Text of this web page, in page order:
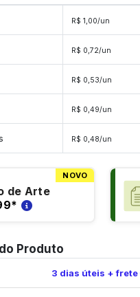
R$ 1,00/un
R$ 0,72/un
R$ 0,53/un
R$ 0,49/un
unidades R$ 0,48/un
NOVO
de Arte
*
Produto
3 dias úteis + frete